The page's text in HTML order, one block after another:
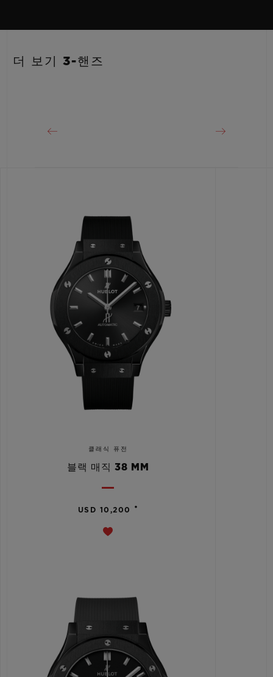
약 48시간
스트랩
더 보기 3-핸즈
클래식 퓨전
블랙 매직 38 MM
USD 10,200 •